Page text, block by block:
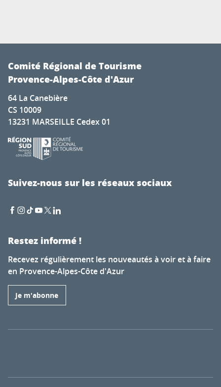
Comité Régional de Tourisme
Provence-Alpes-Côte d'Azur
64 La Canebière
CS 10009
13231 MARSEILLE Cedex 01
Suivez-nous sur les réseaux sociaux
Restez informé !
Recevez régulièrement les nouveautés à voir et à faire
en Provence-Alpes-Côte d'Azur
Je m'abonne